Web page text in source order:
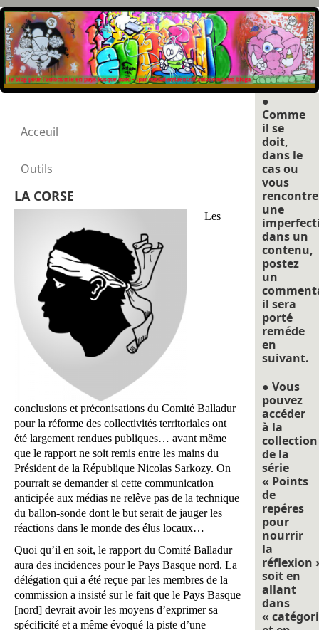
Acceuil
Outils
LA CORSE
Les
conclusions et préconisations du Comité Balladur
pour la réforme des collectivités territoriales ont
été largement rendues publiques… avant même
que le rapport ne soit remis entre les mains du
Président de la République Nicolas Sarkozy. On
pourrait se demander si cette communication
anticipée aux médias ne relêve pas de la technique
du ballon-sonde dont le but serait de jauger les
réactions dans le monde des élus locaux…
Quoi qu’il en soit, le rapport du Comité Balladur
aura des incidences pour le Pays Basque nord. La
délégation qui a été reçue par les membres de la
commission a insisté sur le fait que le Pays Basque
[nord] devrait avoir les moyens d’exprimer sa
spécificité et a même évoqué la piste d’une
●
Comme
il se
doit,
dans le
cas ou
vous
une
dans un
contenu,
postez
un
il sera
porté
reméde
en
suivant.
● Vous
pouvez
accéder
à la
collection
de la
série
« Points
de
repéres
pour
nourrir
la
réflexion
soit en
allant
dans
«